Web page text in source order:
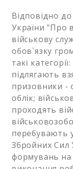
Відповідно
України "Про
військову
обов`язку
такі
підлягають
призовники -
облік;
проходять
перебувають
Збройних Сил
формувань на